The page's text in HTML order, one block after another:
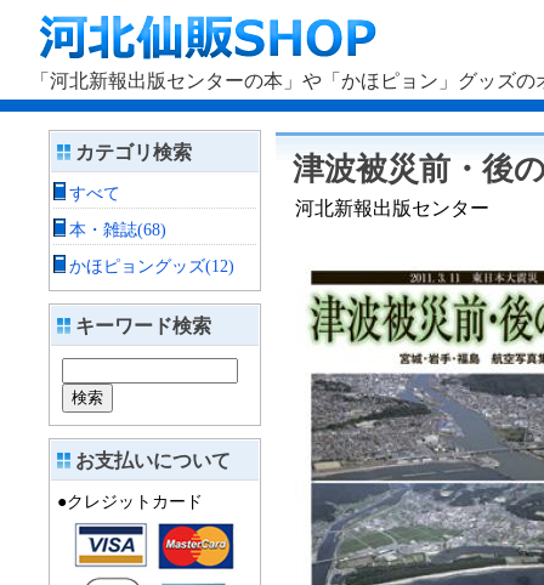
「河北新報出版センターの本」や「かほピョン」グッズ
カテゴリ検索
すべて
本・雑誌(68)
かほピョングッズ(12)
キーワード検索
お支払いについて
●クレジットカード
津波被災前・後
河北新報出版センター